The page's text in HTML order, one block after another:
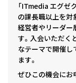
「ITmedia エグゼ
の課長職以上を対
経営者やリーダー
す。入会いただく
なテーマで開催し
ます。
ぜひこの機会にお